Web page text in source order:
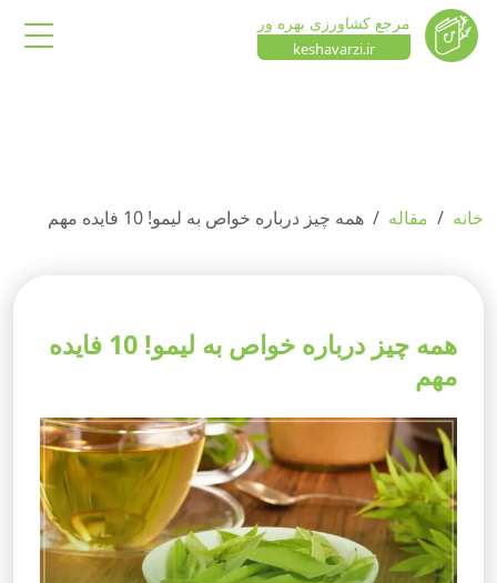
مرجع کشاورزی بهره ور
keshavarzi.ir
خانه مقاله همه چیز درباره خواص به لیمو! 10 فایده مهم
همه چیز درباره خواص به لیمو! 10 فایده
مهم